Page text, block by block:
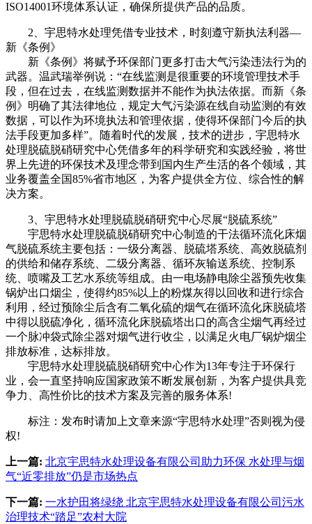
ISO14001环境体系认证，确保所提供产品的品质。
2、宇思特水处理凭借专业技术，时刻遵守新执法利器—
新《条例》
新《条例》将赋予环保部门更多打击大气污染违法行为的
武器。温武瑞举例说：“在线监测是很重要的环境管理技术手
段，但在过去，在线监测数据并不能作为执法依据。而新《条
例》明确了其法律地位，规定大气污染源在线自动监测的有效
数据，可以作为环境执法和管理依据，使得环保部门今后的执
法手段更加多样”。随着时代的发展，技术的进步，宇思特水
处理脱硫脱硝研究中心凭借多年的科学研究和实践经验，将世
界上先进的环保技术及理念带到国内生产生活的各个领域，其
业务覆盖全国85%省市地区，为客户提供全方位、综合性的解
决方案。
3、宇思特水处理脱硫脱硝研究中心尽展“脱硫系统”
宇思特水处理脱硫脱硝研究中心制造的干法循环流化床烟
气脱硫系统主要包括：一级分离器、脱硫塔系统、高效脱硫剂
的供给和储存系统、二级分离器、循环灰输送系统、控制系
统、喷嘴及工艺水系统等组成。由一电场静电除尘器预先收集
锅炉出口烟尘，使得约85%以上的粉煤灰得以回收和进行综合
利用，经过预除尘后含有二氧化硫的烟气在循环流化床脱硫塔
中得以脱硫净化，循环流化床脱硫塔出口的高含尘烟气再经过
一个脉冲袋式除尘器对烟气进行收尘，以满足火电厂锅炉烟尘
排放标准，达标排放。
宇思特水处理脱硫脱硝研究中心作为13年专注于环保行
业，会一直坚持响应国家政策不断发展创新，为客户提供具竞
争力、高性价比的技术方案及完善的服务体系!
标注：发布时请加上文章来源“宇思特水处理”否则视为侵
权!
上一篇: 北京宇思特水处理设备有限公司助力环保 水处理与烟
气“近零排放”仍是市场热点
下一篇: 一水护田将绿绕 北京宇思特水处理设备有限公司污水
治理技术“踏足”农村大院